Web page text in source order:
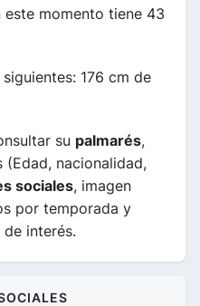
momento tiene 43
176 cm de
su palmarés,
(Edad, nacionalidad,
sociales, imagen
por temporada y
interés.